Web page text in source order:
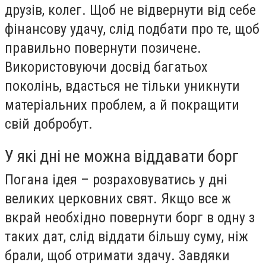
друзів, колег. Щоб не відвернути від себе
фінансову удачу, слід подбати про те, щоб
правильно повернути позичене.
Використовуючи досвід багатьох
поколінь, вдасться не тільки уникнути
матеріальних проблем, а й покращити
свій добробут.
У які дні не можна віддавати борг
Погана ідея – розраховуватись у дні
великих церковних свят. Якщо все ж
вкрай необхідно повернути борг в одну з
таких дат, слід віддати більшу суму, ніж
брали, щоб отримати здачу. Завдяки